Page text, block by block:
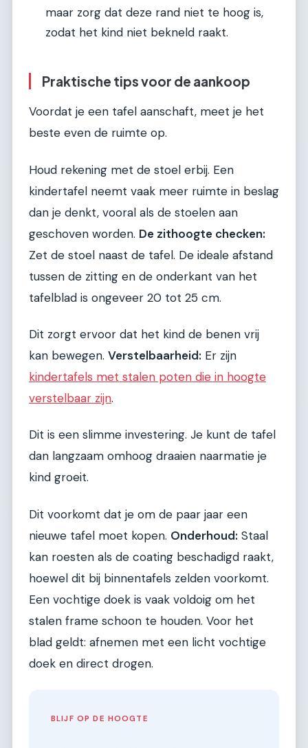
maar zorg dat deze rand niet te hoog is,
zodat het kind niet bekneld raakt.
Praktische tips voor de aankoop
Voordat je een tafel aanschaft, meet je het
beste even de ruimte op.
Houd rekening met de stoel erbij. Een
kindertafel neemt vaak meer ruimte in beslag
dan je denkt, vooral als de stoelen aan
geschoven worden. De zithoogte checken:
Zet de stoel naast de tafel. De ideale afstand
tussen de zitting en de onderkant van het
tafelblad is ongeveer 20 tot 25 cm.
Dit zorgt ervoor dat het kind de benen vrij
kan bewegen. Verstelbaarheid: Er zijn
kindertafels met stalen poten die in hoogte
verstelbaar zijn.
Dit is een slimme investering. Je kunt de tafel
dan langzaam omhoog draaien naarmatie je
kind groeit.
Dit voorkomt dat je om de paar jaar een
nieuwe tafel moet kopen. Onderhoud: Staal
kan roesten als de coating beschadigd raakt,
hoewel dit bij binnentafels zelden voorkomt.
Een vochtige doek is vaak voldoig om het
stalen frame schoon te houden. Voor het
blad geldt: afnemen met een licht vochtige
doek en direct drogen.
BLIJF OP DE HOOGTE